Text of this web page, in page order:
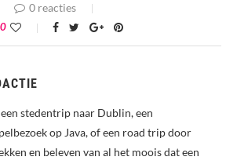
0 reacties
0
stedentrip naar Dublin, een
op Java, of een road trip door
en beleven van al het moois dat een